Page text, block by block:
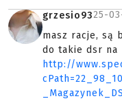
grzesio9325-
masz racje, są
do takie dsr na
http://